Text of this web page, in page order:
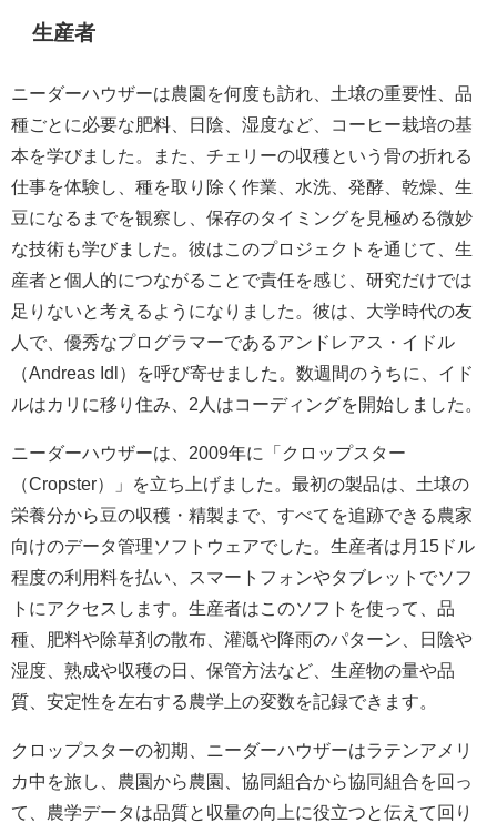
生産者
ニーダーハウザーは農園を何度も訪れ、土壌の重要性、品
種ごとに必要な肥料、日陰、湿度など、コーヒー栽培の基
本を学びました。また、チェリーの収穫という骨の折れる
仕事を体験し、種を取り除く作業、水洗、発酵、乾燥、生
豆になるまでを観察し、保存のタイミングを見極める微妙
な技術も学びました。彼はこのプロジェクトを通じて、生
産者と個人的につながることで責任を感じ、研究だけでは
足りないと考えるようになりました。彼は、大学時代の友
人で、優秀なプログラマーであるアンドレアス・イドル
（Andreas Idl）を呼び寄せました。数週間のうちに、イド
ルはカリに移り住み、2人はコーディングを開始しました。
ニーダーハウザーは、2009年に「クロップスター
（Cropster）」を立ち上げました。最初の製品は、土壌の
栄養分から豆の収穫・精製まで、すべてを追跡できる農家
向けのデータ管理ソフトウェアでした。生産者は月15ドル
程度の利用料を払い、スマートフォンやタブレットでソフ
トにアクセスします。生産者はこのソフトを使って、品
種、肥料や除草剤の散布、灌漑や降雨のパターン、日陰や
湿度、熟成や収穫の日、保管方法など、生産物の量や品
質、安定性を左右する農学上の変数を記録できます。
クロップスターの初期、ニーダーハウザーはラテンアメリ
カ中を旅し、農園から農園、協同組合から協同組合を回っ
て、農学データは品質と収量の向上に役立つと伝えて回り